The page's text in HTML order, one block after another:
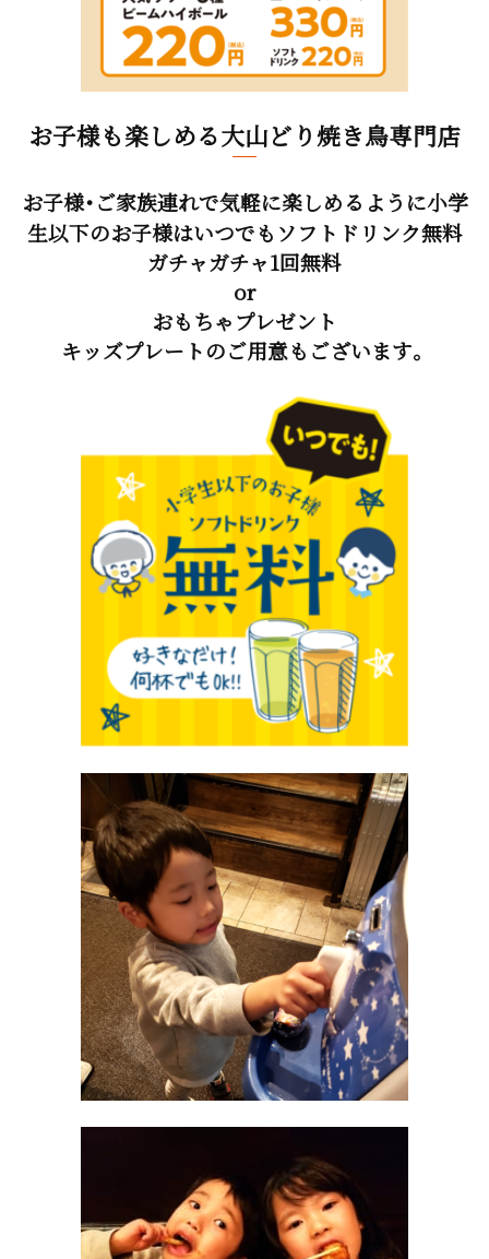
お子様も楽しめる大山どり焼き鳥専門店
お子様・ご家族連れで気軽に楽しめるように小学
生以下のお子様はいつでもソフトドリンク無料
ガチャガチャ1回無料
or
おもちゃプレゼント
キッズプレートのご用意もございます。